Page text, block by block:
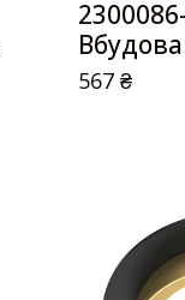
567₴